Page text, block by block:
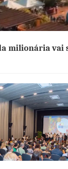
milionária vai